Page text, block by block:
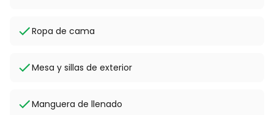
Ropa de cama
Mesa y sillas de exterior
Manguera de llenado